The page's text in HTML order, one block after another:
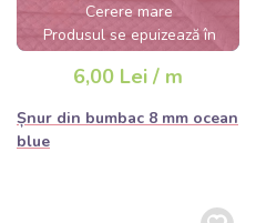
Cerere mare
Produsul se epuizează în
6,00 Lei / m
Șnur din bumbac 8 mm ocean
blue